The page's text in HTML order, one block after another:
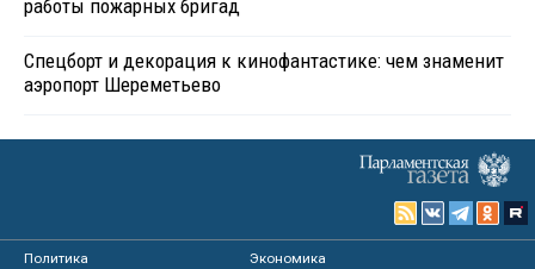
работы пожарных бригад
Спецборт и декорация к кинофантастике: чем знаменит
аэропорт Шереметьево
Политика
Экономика